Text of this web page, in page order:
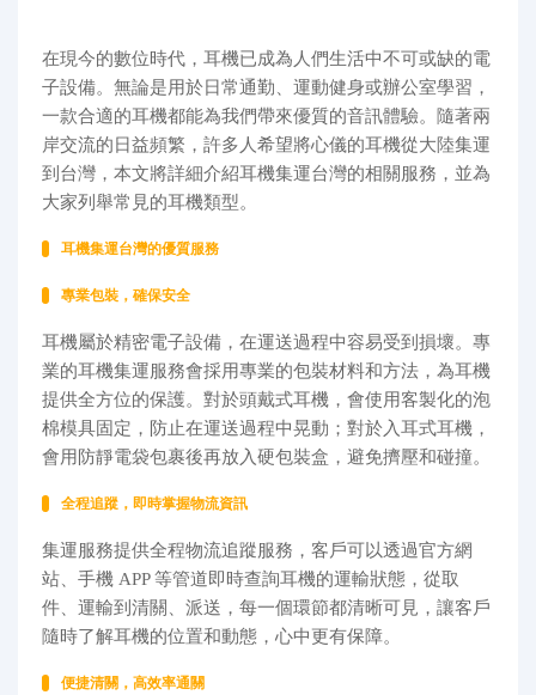
在現今的數位時代，耳機已成為人們生活中不可或缺的電
子設備。無論是用於日常通勤、運動健身或辦公室學習，
一款合適的耳機都能為我們帶來優質的音訊體驗。隨著兩
岸交流的日益頻繁，許多人希望將心儀的耳機從大陸集運
到台灣，本文將詳細介紹耳機集運台灣的相關服務，並為
大家列舉常見的耳機類型。
耳機集運台灣的優質服務
專業包裝，確保安全
耳機屬於精密電子設備，在運送過程中容易受到損壞。專
業的耳機集運服務會採用專業的包裝材料和方法，為耳機
提供全方位的保護。對於頭戴式耳機，會使用客製化的泡
棉模具固定，防止在運送過程中晃動；對於入耳式耳機，
會用防靜電袋包裹後再放入硬包裝盒，避免擠壓和碰撞。
全程追蹤，即時掌握物流資訊
集運服務提供全程物流追蹤服務，客戶可以透過官方網
站、手機 APP 等管道即時查詢耳機的運輸狀態，從取
件、運輸到清關、派送，每一個環節都清晰可見，讓客戶
隨時了解耳機的位置和動態，心中更有保障。
便捷清關，高效率通關